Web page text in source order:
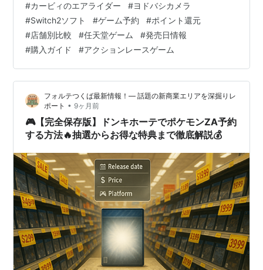
解決します！💡 実は、編集部デスクも最初は「Amazon
や楽天の特典付きのほうがいいかも…🤔」って思ってい
たんです。 でもよくよく計算してみたら、ヨドバシカメ
ラが実質最安値だったんです！ しかも全国送料無料で、
店舗受取なら発売日当日の朝から遊べちゃう✨ この記事
では、22年ぶりの…
#カービィのエアライダー #ヨドバシカメラ
#Switch2ソフト #ゲーム予約 #ポイント還元
#店舗別比較 #任天堂ゲーム #発売日情報
#購入ガイド #アクションレースゲーム
フォルテつくば最新情報！— 話題の新商業エリアを深掘りレ
ポート • 9ヶ月前
🎮【完全保存版】ドンキホーテでポケモンZA予約
する方法🔥抽選からお得な特典まで徹底解説💰